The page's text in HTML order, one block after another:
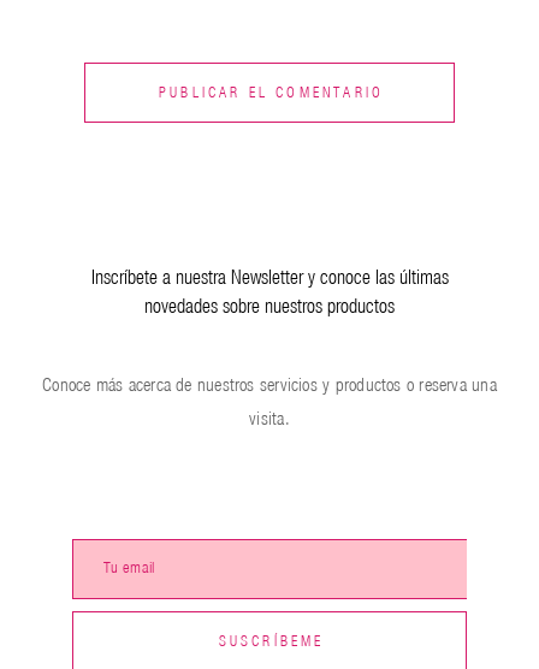
PUBLICAR EL COMENTARIO
Inscríbete a nuestra Newsletter y conoce las últimas
novedades sobre nuestros productos
Conoce más acerca de nuestros servicios y productos o reserva una
visita.